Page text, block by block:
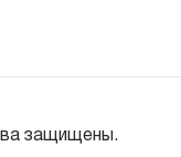
защищены.